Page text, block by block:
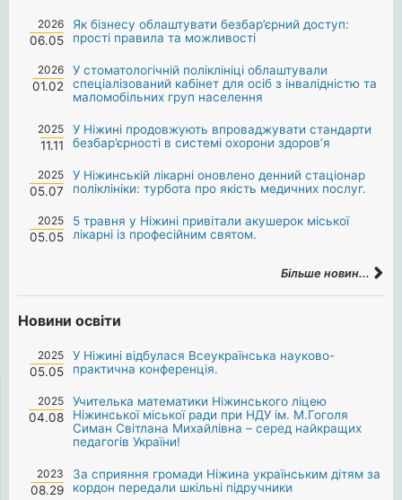
2026
06.05
Як бізнесу облаштувати безбар’єрний доступ:
прості правила та можливості
2026
01.02
У стоматологічній поліклініці облаштували
спеціалізований кабінет для осіб з інвалідністю та
маломобільних груп населення
2025
11.11
У Ніжині продовжують впроваджувати стандарти
безбар’єрності в системі охорони здоров’я
2025
05.07
У Ніжинській лікарні оновлено денний стаціонар
поліклініки: турбота про якість медичних послуг.
2025
05.05
5 травня у Ніжині привітали акушерок міської
лікарні із професійним святом.
Більше новин...
Новини освіти
2025
05.05
У Ніжині відбулася Всеукраїнська науково-
практична конференція.
2025
04.08
Учителька математики Ніжинського ліцею
Ніжинської міської ради при НДУ ім. М.Гоголя
Симан Світлана Михайлівна – серед найкращих
педагогів України!
2023
08.29
За сприяння громади Ніжина українським дітям за
кордон передали шкільні підручники